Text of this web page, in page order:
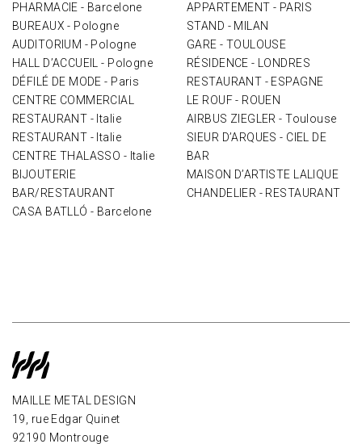
PHARMACIE - Barcelone
BUREAUX - Pologne
AUDITORIUM - Pologne
HALL D’ACCUEIL - Pologne
DÉFILÉ DE MODE - Paris
CENTRE COMMERCIAL
RESTAURANT - Italie
RESTAURANT - Italie
CENTRE THALASSO - Italie
BIJOUTERIE
BAR/RESTAURANT
CASA BATLLÓ - Barcelone
APPARTEMENT - PARIS
STAND - MILAN
GARE - TOULOUSE
RÉSIDENCE - LONDRES
RESTAURANT - ESPAGNE
LE ROUF - ROUEN
AIRBUS ZIEGLER - Toulouse
SIEUR D’ARQUES - CIEL DE
BAR
MAISON D’ARTISTE LALIQUE
CHANDELIER - RESTAURANT
MAILLE METAL DESIGN
19, rue Edgar Quinet
92190 Montrouge